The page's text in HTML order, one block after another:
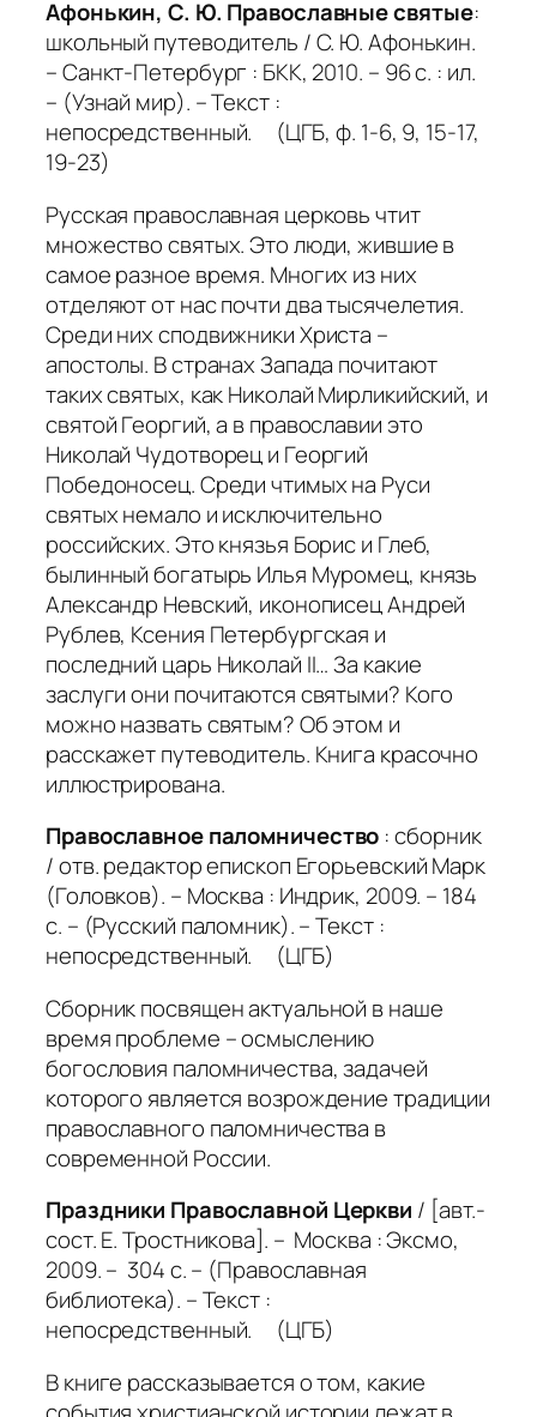
Афонькин, С. Ю. Православные святые:
школьный путеводитель / С. Ю. Афонькин.
– Санкт-Петербург : БКК, 2010. – 96 с. : ил.
– (Узнай мир). – Текст :
непосредственный. (ЦГБ, ф. 1-6, 9, 15-17,
19-23)
Русская православная церковь чтит
множество святых. Это люди, жившие в
самое разное время. Многих из них
отделяют от нас почти два тысячелетия.
Среди них сподвижники Христа –
апостолы. В странах Запада почитают
таких святых, как Николай Мирликийский, и
святой Георгий, а в православии это
Николай Чудотворец и Георгий
Победоносец. Среди чтимых на Руси
святых немало и исключительно
российских. Это князья Борис и Глеб,
былинный богатырь Илья Муромец, князь
Александр Невский, иконописец Андрей
Рублев, Ксения Петербургская и
последний царь Николай II… За какие
заслуги они почитаются святыми? Кого
можно назвать святым? Об этом и
расскажет путеводитель. Книга красочно
иллюстрирована.
Православное паломничество : сборник
/ отв. редактор епископ Егорьевский Марк
(Головков). – Москва : Индрик, 2009. – 184
с. – (Русский паломник). – Текст :
непосредственный. (ЦГБ)
Сборник посвящен актуальной в наше
время проблеме – осмыслению
богословия паломничества, задачей
которого является возрождение традиции
православного паломничества в
современной России.
Праздники Православной Церкви / [авт.-
сост. Е. Тростникова]. – Москва : Эксмо,
2009. – 304 с. – (Православная
библиотека). – Текст :
непосредственный. (ЦГБ)
В книге рассказывается о том, какие